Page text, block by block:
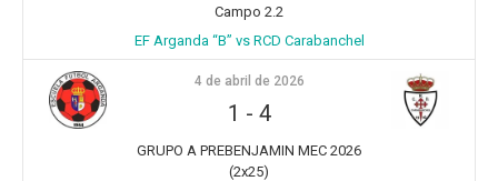
Campo 2.2
EF Arganda “B” vs RCD Carabanchel
4 de abril de 2026
1 - 4
GRUPO A PREBENJAMIN MEC 2026
(2x25)